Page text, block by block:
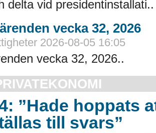
delta vid presidentinstallati..
vecka 32, 2026
2026-08-05 16:05
vecka 32, 2026..
”Hade hoppats
till svars”